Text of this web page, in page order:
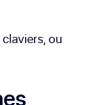
ou